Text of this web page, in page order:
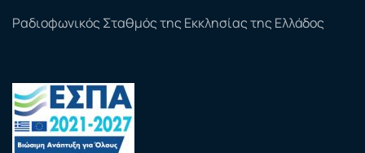
Ραδιοφωνικός Σταθμός της Εκκλησίας της Ελλάδος